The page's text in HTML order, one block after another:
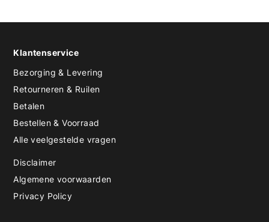
Klantenservice
Bezorging & Levering
Retourneren & Ruilen
Betalen
Bestellen & Voorraad
Alle veelgestelde vragen
Disclaimer
Algemene voorwaarden
Privacy Policy